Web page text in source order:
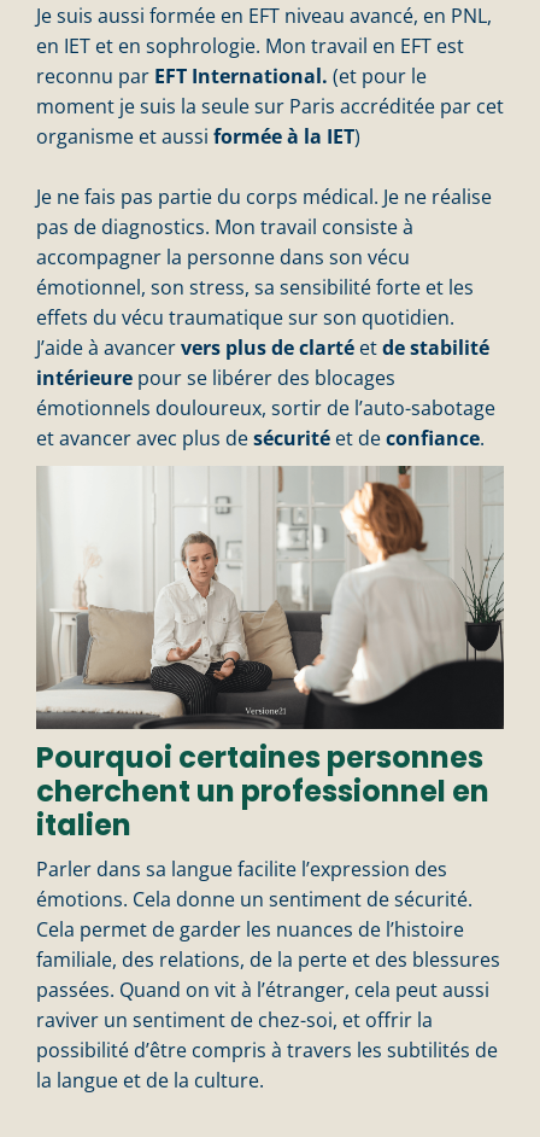
Je suis aussi formée en EFT niveau avancé, en PNL,
en IET et en sophrologie. Mon travail en EFT est
reconnu par EFT International. (et pour le
moment je suis la seule sur Paris accréditée par cet
organisme et aussi formée à la IET)
Je ne fais pas partie du corps médical. Je ne réalise
pas de diagnostics. Mon travail consiste à
accompagner la personne dans son vécu
émotionnel, son stress, sa sensibilité forte et les
effets du vécu traumatique sur son quotidien.
J’aide à avancervers plus de clarté etde stabilité
intérieure pour se libérer des blocages
émotionnels douloureux, sortir de l’auto-sabotage
et avancer avec plus desécurité et deconfiance.
Pourquoi certaines personnes
cherchent un professionnel en
italien
Parler dans sa langue facilite l’expression des
émotions. Cela donne un sentiment de sécurité.
Cela permet de garder les nuances de l’histoire
familiale, des relations, de la perte et des blessures
passées. Quand on vit à l’étranger, cela peut aussi
raviver un sentiment de chez-soi, et offrir la
possibilité d’être compris à travers les subtilités de
la langue et de la culture.